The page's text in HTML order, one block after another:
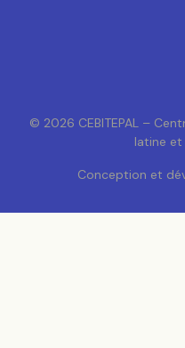
© 2026 CEBITEPAL –
latine et
Conception et